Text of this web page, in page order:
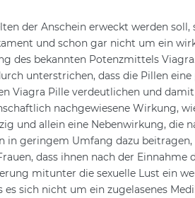
der Anschein erweckt werden
und schon gar nicht um ein
des bekannten Potenzmittels
unterstrichen, dass die Pillen
Viagra Pille verdeutlichen und
nachgewiesene Wirkung,
und allein eine Nebenwirkung, die
in geringem Umfang dazu
dass ihnen nach der Einnahme
mitunter die sexuelle Lust ein
es sich nicht um ein zugelasenes